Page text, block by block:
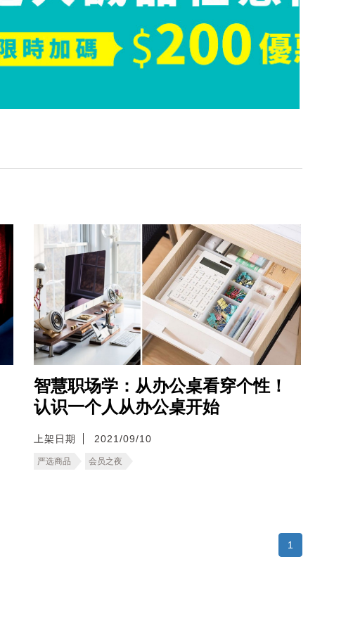
智慧职场学：从办公桌看穿个性！
认识一个人从办公桌开始
上架日期 2021/09/10
严选商品 会员之夜
1